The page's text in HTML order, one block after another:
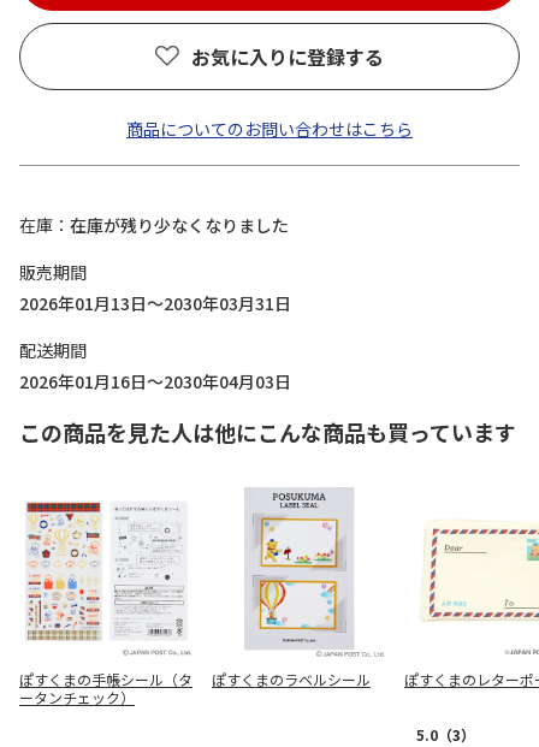
お気に入りに登録する
商品についてのお問い合わせはこちら
在庫
在庫が残り少なくなりました
販売期間
2026年01月13日～2030年03月31日
配送期間
2026年01月16日～2030年04月03日
この商品を見た人は他にこんな商品も買っています
ぽすくまの手帳シール（タ
ータンチェック）
ぽすくまのラベルシール ぽすくまのレターポ
5.0 （3）